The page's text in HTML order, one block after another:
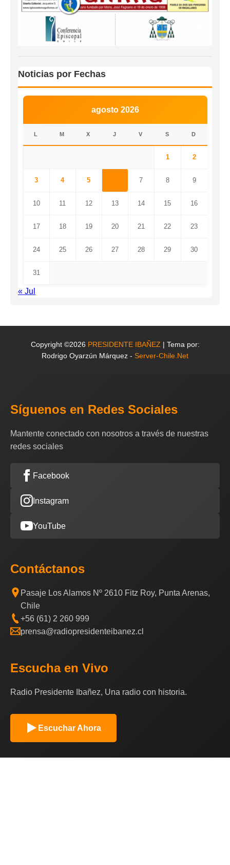
Noticias por Fechas
agosto 2026
L M X J V S D
1 2
3 4 5 7 8 9
10 11 12 13 14 15 16
17 18 19 20 21 22 23
24 25 26 27 28 29 30
31
« Jul
Copyright ©2026 PRESIDENTE IBAÑEZ | Tema por:
Rodrigo Oyarzún Márquez - Server-Chile.Net
Síguenos en Redes Sociales
Mantente conectado con nosotros a través de nuestras
redes sociales
Facebook
Instagram
YouTube
Contáctanos
Pasaje Los Alamos Nº 2610 Fitz Roy, Punta Arenas,
Chile
+56 (61) 2 260 999
prensa@radiopresidenteibanez.cl
Escucha en Vivo
Radio Presidente Ibañez, Una radio con historia.
Escuchar Ahora